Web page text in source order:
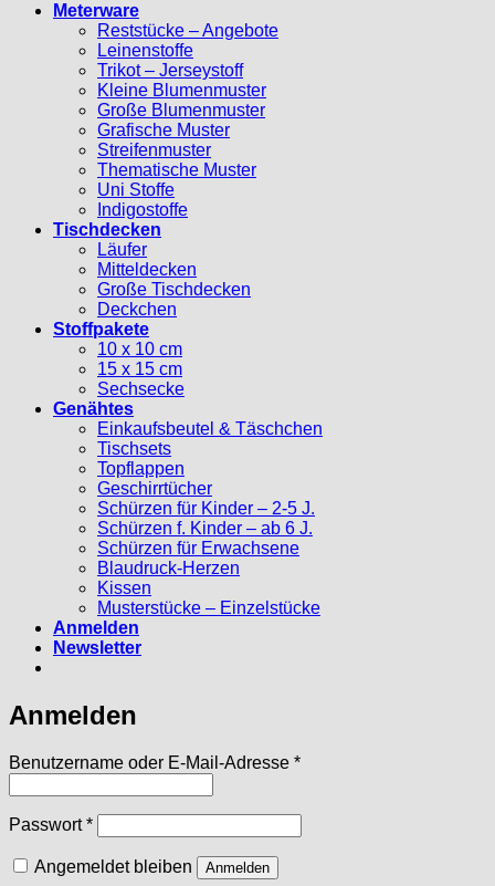
Meterware
Reststücke – Angebote
Leinenstoffe
Trikot – Jerseystoff
Kleine Blumenmuster
Große Blumenmuster
Grafische Muster
Streifenmuster
Thematische Muster
Uni Stoffe
Indigostoffe
Tischdecken
Läufer
Mitteldecken
Große Tischdecken
Deckchen
Stoffpakete
10 x 10 cm
15 x 15 cm
Sechsecke
Genähtes
Einkaufsbeutel & Täschchen
Tischsets
Topflappen
Geschirrtücher
Schürzen für Kinder – 2-5 J.
Schürzen f. Kinder – ab 6 J.
Schürzen für Erwachsene
Blaudruck-Herzen
Kissen
Musterstücke – Einzelstücke
Anmelden
Newsletter
Anmelden
Benutzername oder E-Mail-Adresse *Erforderlich
Passwort*Erforderlich
Angemeldet bleiben Anmelden